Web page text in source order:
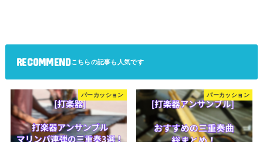
RECOMMEND
パーカッション パーカッション